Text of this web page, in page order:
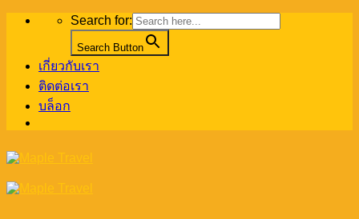
Skip
Search for:
Search Button
เกี่ยวกับเรา
ติดต่อเรา
บล็อก